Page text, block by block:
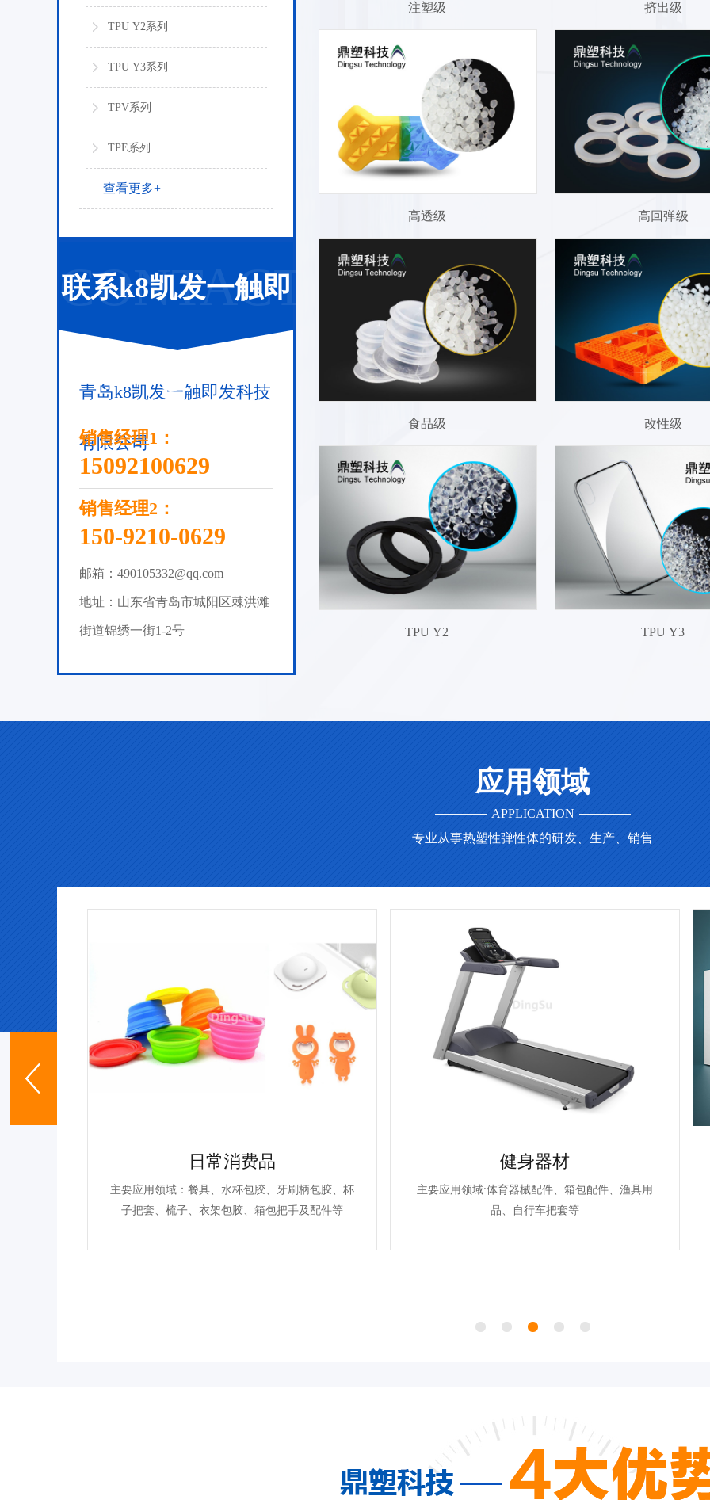
TPU Y2系列
TPU Y3系列
TPV系列
TPE系列
查看更多+
CONTACT
联系k8凯发一触即
发
青岛k8凯发一触即发科技
有限公司
销售经理1：
15092100629
销售经理2：
150-9210-0629
邮箱：490105332@qq.com
地址：山东省青岛市城阳区棘洪滩
街道锦绣一街1-2号
注塑级 挤出级
高透级 高回弹级
食品级 改性级
TPU Y2 TPU Y3
应用领域
APPLICATION
专业从事热塑性弹性体的研发、生产、销售
日常消费品
主要应用领域：餐具、水杯包胶、牙刷柄包胶、杯
子把套、梳子、衣架包胶、箱包把手及配件等
健身器材
主要应用领域:体育器械配件、箱包配件、渔具用
品、自行车把套等